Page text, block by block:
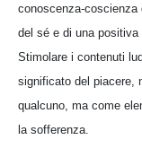
conoscenza-
del sé e di una positiva
Stimolare i contenuti
significato del piacere,
qualcuno, ma come
la sofferenza.